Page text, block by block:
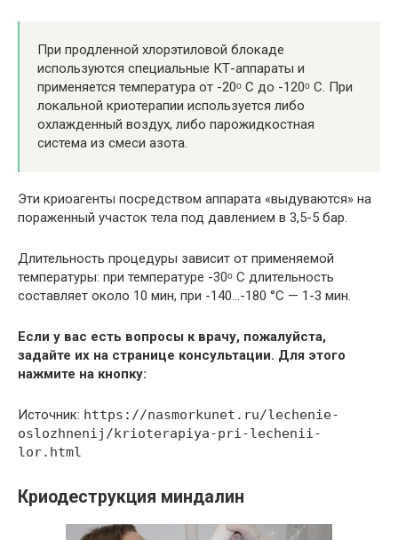
При продленной хлорэтиловой блокаде
используются специальные КТ-аппараты и
применяется температура от -20ᵒ С до -120ᵒ С. При
локальной криотерапии используется либо
охлажденный воздух, либо парожидкостная
система из смеси азота.
Эти криоагенты посредством аппарата «выдуваются» на
пораженный участок тела под давлением в 3,5-5 бар.
Длительность процедуры зависит от применяемой
температуры: при температуре -30ᵒ С длительность
составляет около 10 мин, при -140…-180 °С — 1-3 мин.
Если у вас есть вопросы к врачу, пожалуйста,
задайте их на странице консультации. Для этого
нажмите на кнопку:
Источник: https://nasmorkunet.ru/lechenie-
oslozhnenij/krioterapiya-pri-lechenii-
lor.html
Криодеструкция миндалин